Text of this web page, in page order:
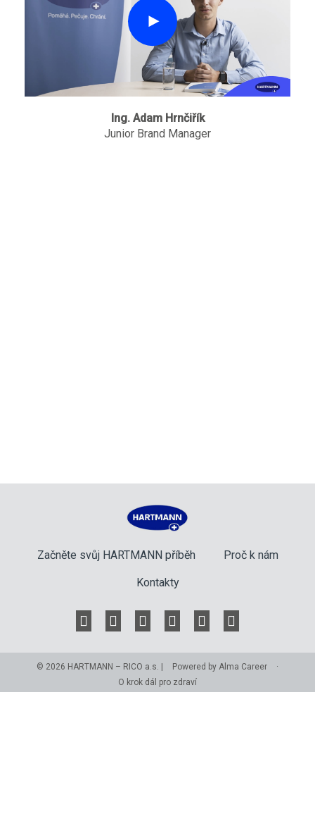
Ing. Adam Hrnčiřík
Junior Brand Manager
Začněte svůj HARTMANN příběh Proč k nám
Kontakty
Facebook
Twitter
YouTube
LinkedIn
Tumblr
Instagram
© 2026 HARTMANN – RICO a.s. Powered by Alma Career
·
O krok dál pro zdraví